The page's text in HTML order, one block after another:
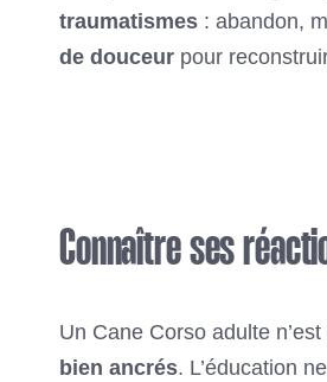
traumatismes : abandon,
de douceur pour
Connaître ses
Un Cane Corso adulte
bien ancrés. L’éducation